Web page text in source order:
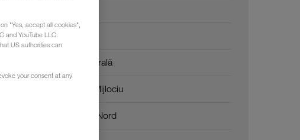
Asia Centrală
Orientul Mijlociu
Africa de Nord
"Yes, accept all cookies",
and YouTube LLC.
US authorities can
your consent at any